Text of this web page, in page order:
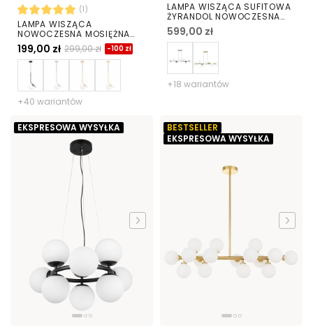
(1)
LAMPA WISZĄCA
NOWOCZESNA MOSIĘŻNA
BIAŁA KULA SORENTO 15
199,00 zł 299,00 zł -100 zł
+40 wariantów
LAMPA WISZĄCA SUFITOWA
ŻYRANDOL NOWOCZESNA
ZŁOTO KLASYCZNE BIAŁE
KULE FINO 8 LED
599,00 zł
+18 wariantów
EKSPRESOWA WYSYŁKA
BESTSELLER
EKSPRESOWA WYSYŁKA